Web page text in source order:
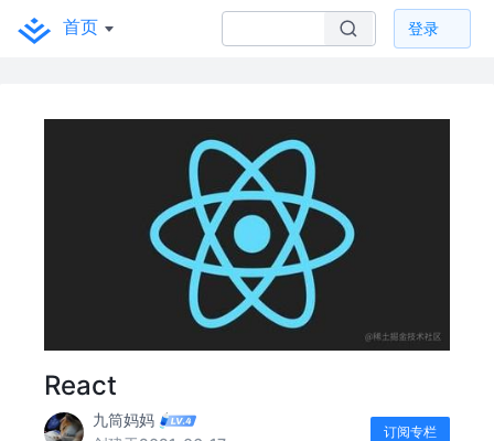
首页 登录
React
九筒妈妈
订阅专栏